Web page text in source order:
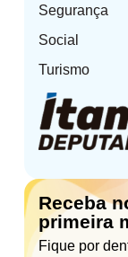
Segurança
Social
Turismo
Receba
primeira
Fique por